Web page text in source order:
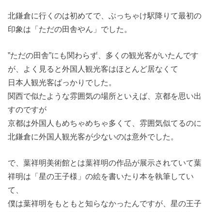
北鎌倉に行くのは初めてで、ぶっちゃけ駅降りて最初の
印象は「ただの田舎やん」でした。
”ただの田舎”にも関わらず、多くの観光客がいたんです
が、よく見ると外国人観光客はほとんど居なくて
日本人観光客ばっかりでした。
関西で似たような雰囲気の場所といえば、京都を思い出
すのですが
京都は外国人もめちゃめちゃ多くて、雰囲気似てるのに
北鎌倉に外国人観光客が少ないのは意外でした。
で、葉祥明美術館とは葉祥明の作品が展示されていて葉
祥明は「星の王子様」の絵を書いたり本を執筆してい
て、
僕は葉祥明をもともと知らなかったんですが、星の王子